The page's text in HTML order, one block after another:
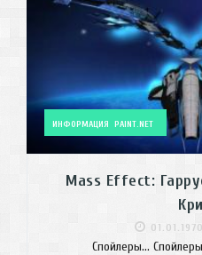
ИНФОРМАЦИЯ PAINT.NET
Mass Effect:
01.01.1970
Спойлеры...